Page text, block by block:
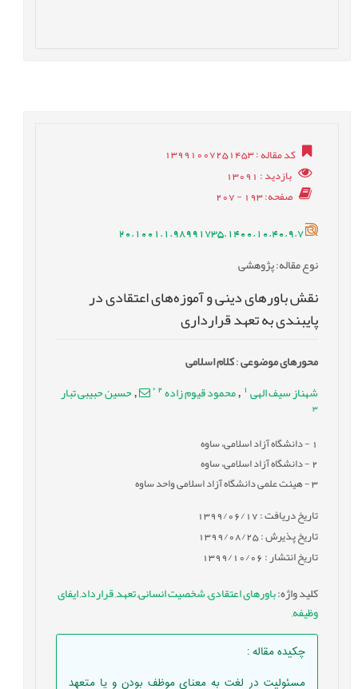
کد مقاله: 13991007251453
بازدید: 13091
صفحه: 193 - 207
20.1001.1.98991735.1400.10.40.9.7
نوع مقاله: پژوهشی
نقش باورهای دینی و آموزه‌های اعتقادی در
پایبندی به تعهد قرارداری
محورهای موضوعی:کلام اسلامی
شهناز سیف الهی , محمود قیوم زاده2
*
,حسین حبیبی تبار
3
- دانشگاه آزاد اسلامی، ساوه
2- دانشگاه آزاد اسلامی، ساوه
3- هیئت علمی دانشگاه آزاد اسلامی واحد ساوه
تاریخ دریافت : 1399/06/17
تاریخ پذیرش : 1399/08/25
تاریخ انتشار : 1399/10/06
کلید واژه:باورهای اعتقادی,شخصیت انسانی,تعهد,قرارداد,ایفای
وظیفه,
چکیده مقاله:
مسئولیت در لغت به معنای موظف بودن و یا متعهد